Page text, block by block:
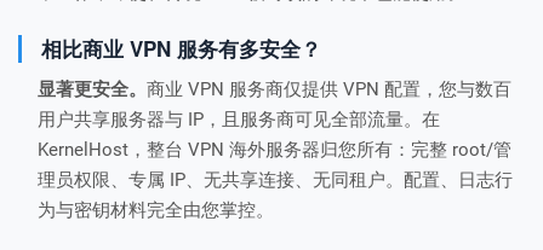
相比商业 VPN 服务有多安全？
显著更安全。 商业 VPN 服务商仅提供 VPN 配置，您与数百
用户共享服务器与 IP，且服务商可见全部流量。在
KernelHost，整台 VPN 海外服务器归您所有：完整 root/管
理员权限、专属 IP、无共享连接、无同租户。配置、日志行
为与密钥材料完全由您掌控。